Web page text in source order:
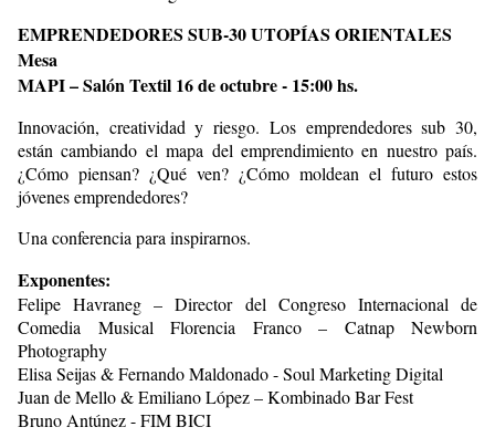
EMPRENDEDORES SUB-30 UTOPÍAS ORIENTALES
Mesa
MAPI – Salón Textil 16 de octubre - 15:00 hs.
Innovación, creatividad y riesgo. Los emprendedores sub 30,
están cambiando el mapa del emprendimiento en nuestro país.
¿Cómo piensan? ¿Qué ven? ¿Cómo moldean el futuro estos
jóvenes emprendedores?
Una conferencia para inspirarnos.
Exponentes:
Felipe Havraneg – Director del Congreso Internacional de
Comedia Musical Florencia Franco – Catnap Newborn
Photography
Elisa Seijas & Fernando Maldonado - Soul Marketing Digital
Juan de Mello & Emiliano López – Kombinado Bar Fest
Bruno Antúnez - FIM BICI